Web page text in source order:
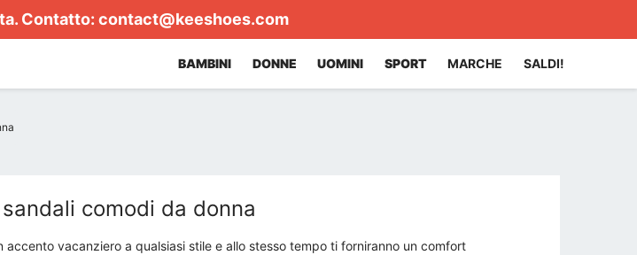
Contatto: contact@keeshoes.com
BAMBINI DONNE UOMINI SPORT MARCHE SALDI!
comodi da donna
vacanziero a qualsiasi stile e allo stesso tempo ti forniranno un comfort